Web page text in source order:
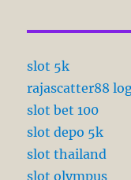
slot 5k
rajascatter88
slot bet 100
slot depo 5k
slot thailand
slot olympus